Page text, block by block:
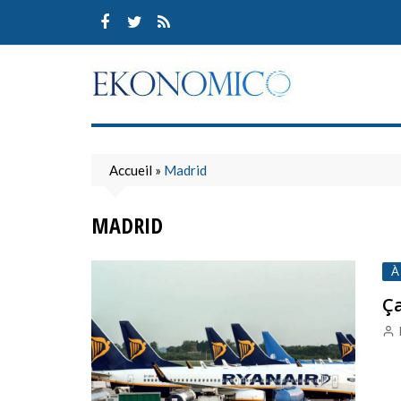
content
Accueil » Madrid
MADRID
À